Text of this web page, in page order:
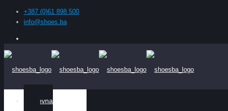
+387 (0)61 898 500
info@shoes.ba
Naslovna